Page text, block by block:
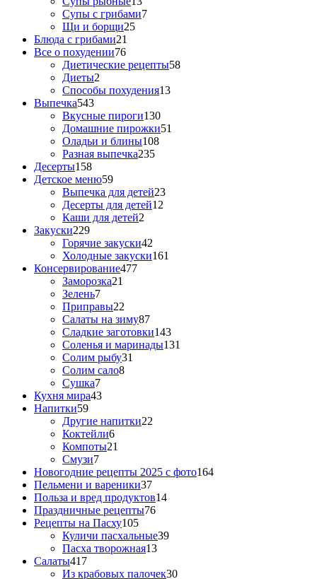
Супы с грибами7
Щи и борщи25
Блюда с грибами21
Все о похудении76
Диетические рецепты58
Диеты2
Способы похудения13
Выпечка543
Вкусные пироги130
Домашние пирожки51
Оладьи и блины108
Разная выпечка235
Десерты158
Детское меню59
Выпечка для детей23
Десерты для детей12
Каши для детей2
Закуски229
Горячие закуски42
Холодные закуски161
Консервирование477
Заморозка21
Зелень7
Приправы22
Салаты на зиму87
Сладкие заготовки143
Соленья и маринады131
Солим рыбу31
Солим сало8
Сушка7
Кухня мира43
Напитки59
Другие напитки22
Коктейли6
Компоты21
Смузи7
Новогодние рецепты 2025 с фото164
Пельмени и вареники37
Польза и вред продуктов14
Праздничные рецепты76
Рецепты на Пасху105
Куличи пасхальные39
Пасха творожная13
Салаты417
Из крабовых палочек30